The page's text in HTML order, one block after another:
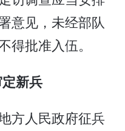
意见，未经部队
得批准入伍。
新兵
方人民政府征兵